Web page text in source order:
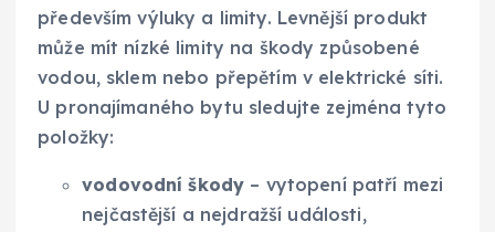
především výluky a limity. Levnější produkt
může mít nízké limity na škody způsobené
vodou, sklem nebo přepětím v elektrické síti.
U pronajímaného bytu sledujte zejména tyto
položky:
vodovodní škody – vytopení patří mezi
nejčastější a nejdražší události,